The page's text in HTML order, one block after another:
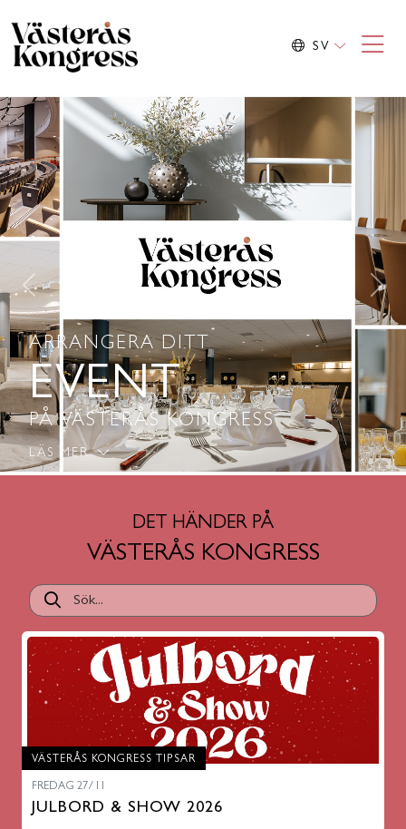
SV
ARRANGERA DITT
EVENT
PÅ VÄSTERÅS KONGRESS
Previous
LÄS MER
DET HÄNDER PÅ
VÄSTERÅS KONGRESS
VÄSTERÅS KONGRESS TIPSAR
FREDAG 27/11
JULBORD & SHOW 2026